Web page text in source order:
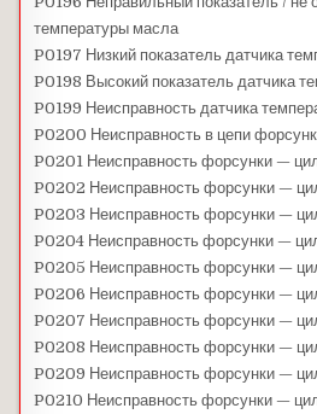
температуры масла
P0197 Низкий показатель датчика
P0198 Высокий показатель датчика
P0199 Неисправность датчика
P0200 Неисправность в цепи
P0201 Неисправность форсунки —
P0202 Неисправность форсунки —
P0203 Неисправность форсунки —
P0204 Неисправность форсунки —
P0205 Неисправность форсунки —
P0206 Неисправность форсунки —
P0207 Неисправность форсунки —
P0208 Неисправность форсунки —
P0209 Неисправность форсунки —
P0210 Неисправность форсунки —